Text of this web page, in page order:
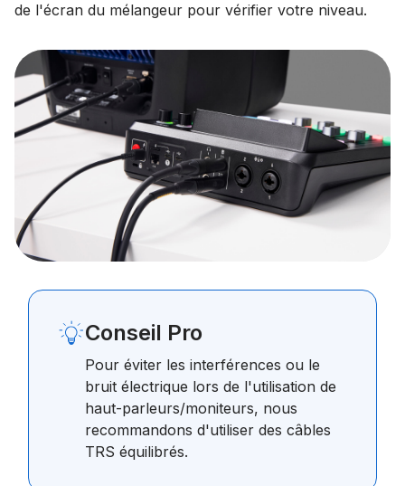
de l'écran du mélangeur pour vérifier votre niveau.
Conseil Pro
Pour éviter les interférences ou le
bruit électrique lors de l'utilisation de
haut-parleurs/moniteurs, nous
recommandons d'utiliser des câbles
TRS équilibrés.